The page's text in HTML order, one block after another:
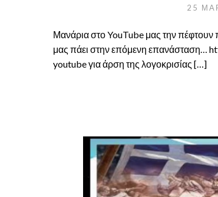
25
Μανάρια στο YouTube μας την πέφτουν
μας πάει στην επόμενη επανάσταση…
youtube για άρση της λογοκρισίας […]